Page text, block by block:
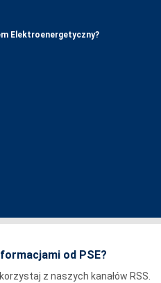
Elektroenergetyczny?
od PSE?
z naszych kanałów RSS.